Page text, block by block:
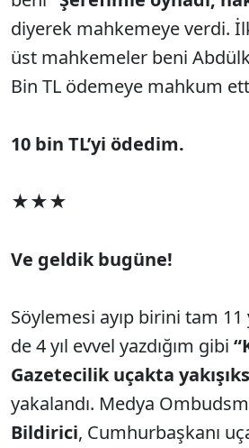
diyerek mahkemeye verdi.
üst mahkemeler beni
Bin TL ödemeye mahkum
10 bin TL’yi ödedim.
★★★
Ve geldik bugüne!
Söylemesi ayıp birini tam
de 4 yıl evvel yazdığım gibi
Gazetecilik uçakta
yakalandı. Medya
Bildirici, Cumhurbaşkanı